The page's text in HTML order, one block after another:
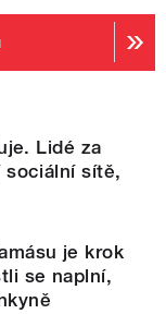
Lidé za
sociální sítě,
je krok
se naplní,